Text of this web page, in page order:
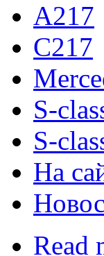
A217
C217
S-
S-
На
Read